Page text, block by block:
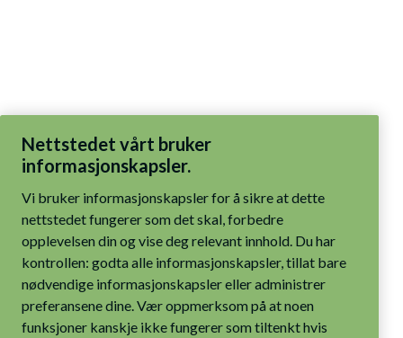
Nettstedet vårt bruker
informasjonskapsler.
nettstedet fungerer som det skal, forbedre
opplevelsen din og vise deg relevant innhold. Du har
kontrollen: godta alle informasjonskapsler, tillat bare
nødvendige informasjonskapsler eller administrer
preferansene dine. Vær oppmerksom på at noen
funksjoner kanskje ikke fungerer som tiltenkt hvis